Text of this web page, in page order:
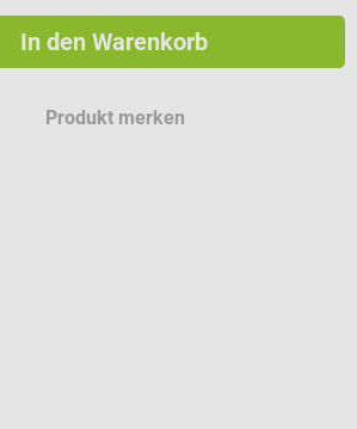
In den Warenkorb
Produkt merken